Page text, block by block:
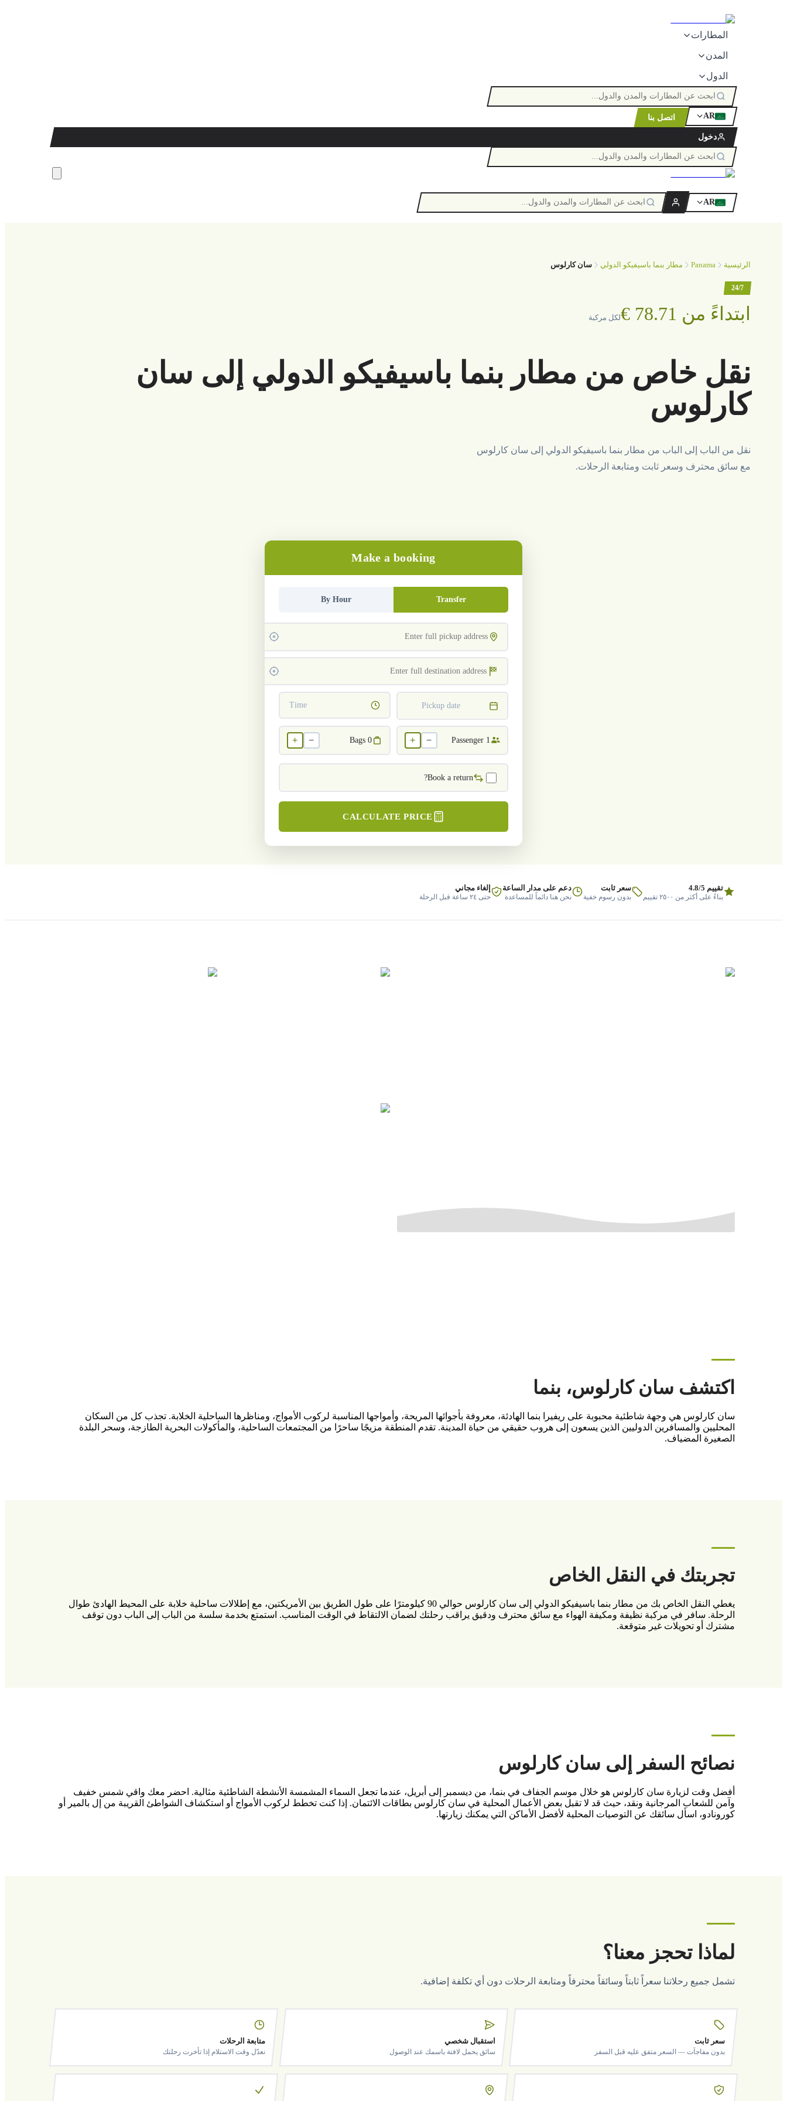
المطارات
المدن
الدول
ٱللَّٰه AR اتصل بنا
دخول
ٱللَّٰه AR
الرئيسية Panama مطار بنما باسيفيكو الدولي سان كارلوس
24/7
ابتداءً من ‏78.71 € لكل مركبة
نقل خاص من مطار بنما باسيفيكو الدولي إلى سان
كارلوس
نقل من الباب إلى الباب من مطار بنما باسيفيكو الدولي إلى سان كارلوس
مع سائق محترف وسعر ثابت ومتابعة الرحلات.
Make a booking
Transfer
By Hour
Pickup date
Time
1
Passenger
−
+
0
Bags
−
+
Book a return?
CALCULATE PRICE
تقييم 4.8/5
بناءً على أكثر من ٢٥٠٠ تقييم
سعر ثابت
بدون رسوم خفية
دعم على مدار الساعة
نحن هنا دائماً للمساعدة
إلغاء مجاني
حتى ٢٤ ساعة قبل الرحلة
اكتشف سان كارلوس، بنما
سان كارلوس هي وجهة شاطئية محبوبة على ريفيرا بنما الهادئة، معروفة بأجوائها المريحة، وأمواجها المناسبة لركوب الأمواج، ومناظرها الساحلية الخلابة. تجذب كل من السكان
المحليين والمسافرين الدوليين الذين يسعون إلى هروب حقيقي من حياة المدينة. تقدم المنطقة مزيجًا ساحرًا من المجتمعات الساحلية، والمأكولات البحرية الطازجة، وسحر البلدة
الصغيرة المضياف.
تجربتك في النقل الخاص
يغطي النقل الخاص بك من مطار بنما باسيفيكو الدولي إلى سان كارلوس حوالي 90 كيلومترًا على طول الطريق بين الأمريكتين، مع إطلالات ساحلية خلابة على المحيط الهادئ طوال
الرحلة. سافر في مركبة نظيفة ومكيفة الهواء مع سائق محترف ودقيق يراقب رحلتك لضمان الالتقاط في الوقت المناسب. استمتع بخدمة سلسة من الباب إلى الباب دون توقف
مشترك أو تحويلات غير متوقعة.
نصائح السفر إلى سان كارلوس
أفضل وقت لزيارة سان كارلوس هو خلال موسم الجفاف في بنما، من ديسمبر إلى أبريل، عندما تجعل السماء المشمسة الأنشطة الشاطئية مثالية. احضر معك واقي شمس خفيف
وآمن للشعاب المرجانية ونقد، حيث قد لا تقبل بعض الأعمال المحلية في سان كارلوس بطاقات الائتمان. إذا كنت تخطط لركوب الأمواج أو استكشاف الشواطئ القريبة من إل بالمير أو
كورونادو، اسأل سائقك عن التوصيات المحلية لأفضل الأماكن التي يمكنك زيارتها.
لماذا تحجز معنا؟
تشمل جميع رحلاتنا سعراً ثابتاً وسائقاً محترفاً ومتابعة الرحلات دون أي تكلفة إضافية.
سعر ثابت
بدون مفاجآت — السعر متفق عليه قبل السفر
استقبال شخصي
سائق يحمل لافتة باسمك عند الوصول
متابعة الرحلات
نعدّل وقت الاستلام إذا تأخرت رحلتك